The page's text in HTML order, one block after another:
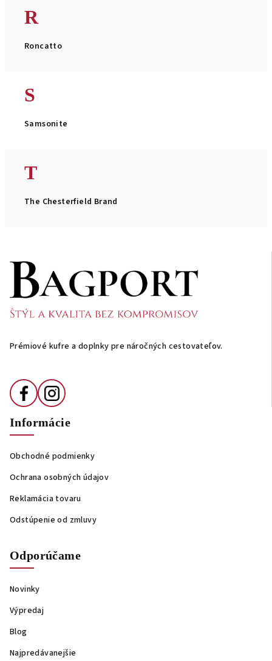
R
Roncatto
S
Samsonite
T
The Chesterfield Brand
Prémiové kufre a doplnky pre náročných cestovateľov.
Informácie
Obchodné podmienky
Ochrana osobných údajov
Reklamácia tovaru
Odstúpenie od zmluvy
Odporúčame
Novinky
Výpredaj
Blog
Najpredávanejšie